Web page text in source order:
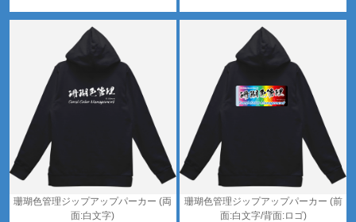
珊瑚色管理ジップアップパーカー (両
面:白文字)
珊瑚色管理ジップアップパーカー (前
面:白文字/背面:ロゴ)